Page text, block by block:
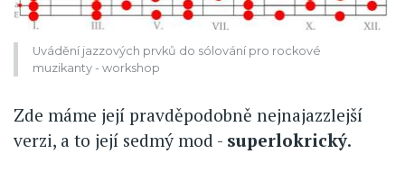
Uvádění jazzových prvků do sólování pro rockové
muzikanty - workshop
Zde máme její pravděpodobně nejnajazzlejší
verzi, a to její sedmý mod - superlokrický.